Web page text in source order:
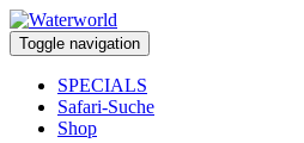
Toggle navigation
SPECIALS
Safari-Suche
Shop